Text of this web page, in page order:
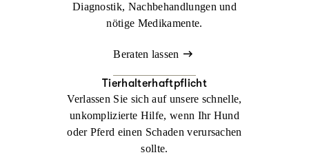
Diagnostik, Nachbehandlungen und
nötige Medikamente.
Beraten lassen
Tierhalterhaftpflicht
Verlassen Sie sich auf unsere schnelle,
unkomplizierte Hilfe, wenn Ihr Hund
oder Pferd einen Schaden verursachen
sollte.